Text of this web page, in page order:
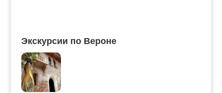
Экскурсии по Вероне